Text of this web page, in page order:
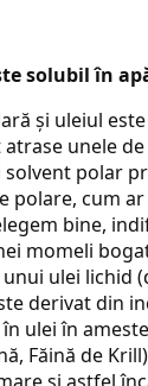
solubil în
și uleiul
unele de
polar
polare, cum
bine,
momeli
ulei lichid
derivat din
ulei în
Făină de